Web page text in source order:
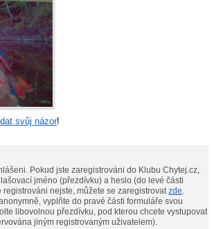
svůj názor!
Pokud jste zaregistrováni do Klubu Chytej.cz,
jméno (přezdívku) a heslo (do levé části
ještě registrováni nejste, můžete se zaregistrovatzde
vyplňte do pravé části formuláře svou
libovolnou přezdívku, pod kterou chcete vystupovat
jiným registrovaným uživatelem).